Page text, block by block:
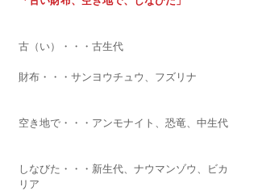
古（い）・・・古生代
財布・・・サンヨウチュウ、フズリナ
空き地で・・・アンモナイト、恐竜、中生代
しなびた・・・新生代、ナウマンゾウ、ビカ
リア